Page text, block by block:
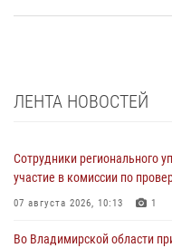
ЛЕНТА НОВОСТЕЙ
Сотрудники регионального
участие в комиссии по
07 августа 2026, 10:13 1
Во Владимирской области